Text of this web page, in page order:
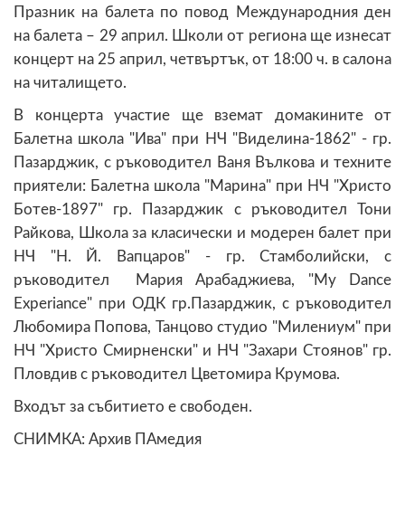
Празник на балета по повод Международния ден
на балета – 29 април. Школи от региона ще изнесат
концерт на 25 април, четвъртък, от 18:00 ч. в салона
на читалището.
В концерта участие ще вземат домакините от
Балетна школа "Ива" при НЧ "Виделина-1862" - гр.
Пазарджик, с ръководител Ваня Вълкова и техните
приятели: Балетна школа "Марина" при НЧ "Христо
Ботев-1897" гр. Пазарджик с ръководител Тони
Райкова, Школа за класически и модерен балет при
НЧ "Н. Й. Вапцаров" - гр. Стамболийски, с
ръководител Мария Арабаджиева, "My Dance
Experiance" при ОДК гр.Пазарджик, с ръководител
Любомира Попова, Танцово студио "Милениум" при
НЧ "Христо Смирненски" и НЧ "Захари Стоянов" гр.
Пловдив с ръководител Цветомира Крумова.
Входът за събитието е свободен.
СНИМКА: Архив ПАмедия